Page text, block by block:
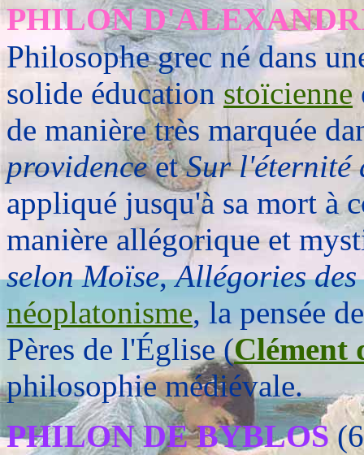
PHILON
Philosophe grec né dans
solide éducationstoïcienne
de manière très marquée
providenceetSur l'éternité
appliqué jusqu'à sa mort à
manière allégorique et
selon Moïse,Allégories
néoplatonisme, la pensée
Pères de l'Église (Clément
philosophie médiévale.
PHILON DE BYBLOS